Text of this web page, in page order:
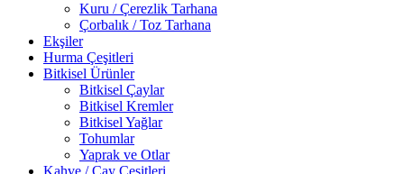
Kuru / Çerezlik Tarhana
Çorbalık / Toz Tarhana
Ekşiler
Hurma Çeşitleri
Bitkisel Ürünler
Bitkisel Çaylar
Bitkisel Kremler
Bitkisel Yağlar
Tohumlar
Yaprak ve Otlar